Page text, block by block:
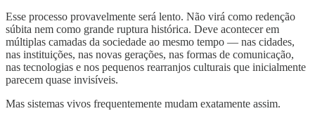
Esse processo provavelmente será lento. Não virá como redenção
súbita nem como grande ruptura histórica. Deve acontecer em
múltiplas camadas da sociedade ao mesmo tempo — nas cidades,
nas instituições, nas novas gerações, nas formas de comunicação,
nas tecnologias e nos pequenos rearranjos culturais que inicialmente
parecem quase invisíveis.
Mas sistemas vivos frequentemente mudam exatamente assim.